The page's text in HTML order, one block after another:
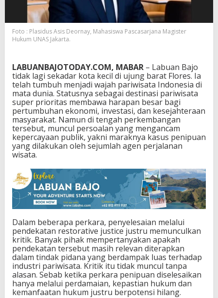
e
e
n
t
d
a
n
K
r
i
s
i
H
k
u
m
Foto : Plasidus Asis Deornay, Mahasiswa Pascasarjana Magister
Hukum UNAS Jakarta.
LABUANBAJOTODAY.COM, MABAR – Labuan Bajo
tidak lagi sekadar kota kecil di ujung barat Flores. Ia
telah tumbuh menjadi wajah pariwisata Indonesia di
mata dunia. Statusnya sebagai destinasi pariwisata
super prioritas membawa harapan besar bagi
pertumbuhan ekonomi, investasi, dan kesejahteraan
masyarakat. Namun di tengah perkembangan
tersebut, muncul persoalan yang mengancam
kepercayaan publik, yakni maraknya kasus penipuan
yang dilakukan oleh sejumlah agen perjalanan
wisata.
Dalam beberapa perkara, penyelesaian melalui
pendekatan restorative justice justru memunculkan
kritik. Banyak pihak mempertanyakan apakah
pendekatan tersebut masih relevan diterapkan
dalam tindak pidana yang berdampak luas terhadap
industri pariwisata. Kritik itu tidak muncul tanpa
alasan. Sebab ketika perkara penipuan diselesaikan
hanya melalui perdamaian, kepastian hukum dan
kemanfaatan hukum justru berpotensi hilang.